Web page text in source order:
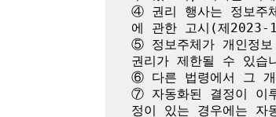
④ 권리 행사는 정보주
에 관한 고시(제2023-
⑤ 정보주체가 개인정
권리가 제한될 수 있습
⑥ 다른 법령에서 그 개
⑦ 자동화된 결정이 이
정이 있는 경우에는 자